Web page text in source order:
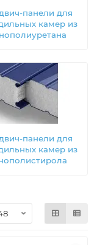
панели для
камер из
панели для
камер из